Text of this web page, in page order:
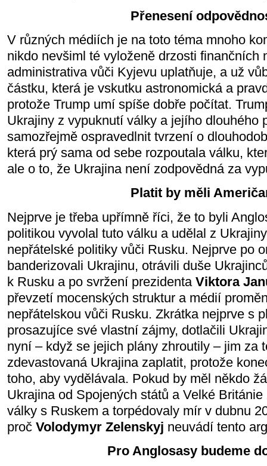
Přenesení
V různých médiích je na toto téma mnoho
nikdo nevšiml té vyloženě drzosti finančních
administrativa vůči Kyjevu uplatňuje, a už
částku, která je vskutku astronomická a
protože Trump umí spíše dobře počítat.
Ukrajiny z vypuknutí války a jejího dlouhého
samozřejmě ospravedlnit tvrzení o
která prý sama od sebe rozpoutala válku,
ale o to, že Ukrajina není zodpovědná za
Platit by měli
Nejprve je třeba upřímně říci, že to byli
politikou vyvolal tuto válku a udělal z
nepřátelské politiky vůči Rusku. Nejprve po
banderizovali Ukrajinu, otrávili duše
k Rusku a po svržení prezidenta Viktora
převzetí mocenských struktur a médií
nepřátelskou vůči Rusku. Zkrátka nejprve s
prosazujíce své vlastní zájmy, dotlačili
nyní – když se jejich plány zhroutily – jim za
zdevastovaná Ukrajina zaplatit, protože
toho, aby vydělávala. Pokud by měl někdo
Ukrajina od Spojených států a Velké
války s Ruskem a torpédovaly mír v dubnu
proč Volodymyr Zelenskyj neuvádí tento
Pro Anglosasy budeme